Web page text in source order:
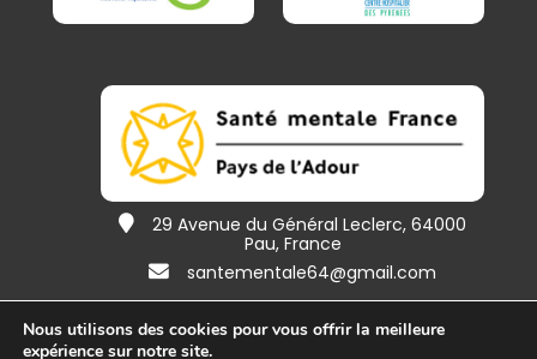
29 Avenue du Général Leclerc, 64000
Pau, France
santementale64@gmail.com
Nous utilisons des cookies pour vous offrir la meilleure
expérience sur notre site.